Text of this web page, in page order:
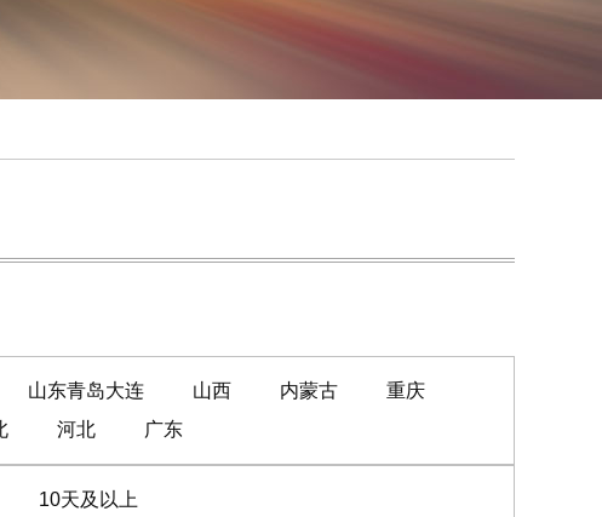
山东青岛大连 山西 内蒙古
重庆
河北 广东
10天及以上